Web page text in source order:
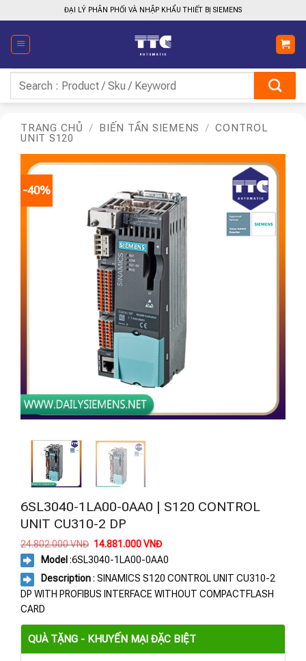
qua
nội
dung
ĐẠI LÝ PHÂN PHỐI VÀ NHẬP KHẨU THIẾT BỊ SIEMENS
kiếm:
TRANG CHỦ / BIẾN TẦN SIEMENS / CONTROL
UNIT S120
-40%
6SL3040-1LA00-0AA0 | S120 CONTROL
UNIT CU310-2 DP
24.802.000VNĐ Giá
là:
24.802.000 VNĐ.
14.881.000VNĐGiá
tại
là:
14.881.000 VNĐ.
Model :6SL3040-1LA00-0AA0
Description: SINAMICS S120 CONTROL UNIT CU310-2
DP WITH PROFIBUS INTERFACE WITHOUT COMPACTFLASH
CARD
QUÀ TẶNG - KHUYẾN MẠI ĐẶC BIỆT